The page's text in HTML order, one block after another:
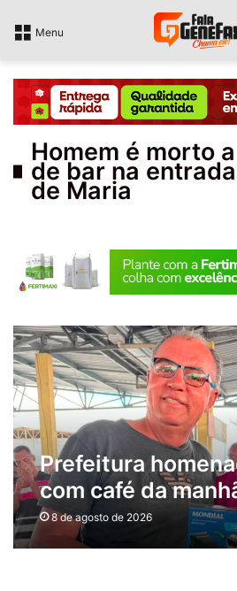
Menu
Homem é morto
de bar na
de Maria
Prefeitura
com café da
na Feira Livre de
do Jacuípe
8 de agosto de 2026